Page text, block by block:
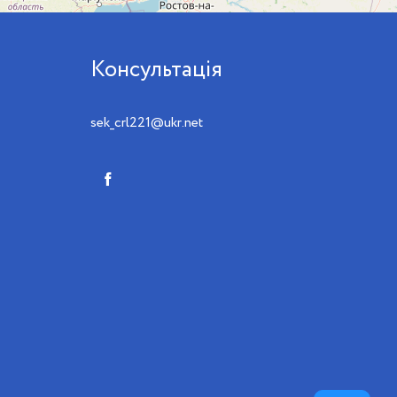
Консультація
sek_crl221@ukr.net